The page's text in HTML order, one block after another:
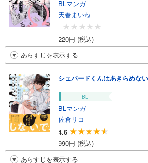
BLマンガ
天春まいね
-
220円 (税込)
あらすじを表示する
シェパードくんはあきらめない
BL
BLマンガ
佐倉リコ
4.6
990円 (税込)
あらすじを表示する